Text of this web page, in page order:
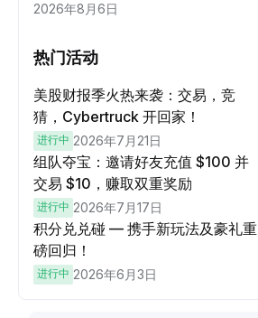
2026年8月6日
热门活动
美股财报季火热来袭：交易，竞
猜，Cybertruck 开回家！
进行中 2026年7月21日
组队夺宝：邀请好友充值 $100 并
交易 $10，赚取双重奖励
进行中 2026年7月17日
积分兑兑碰 — 携手新玩法及豪礼重
磅回归！
进行中 2026年6月3日